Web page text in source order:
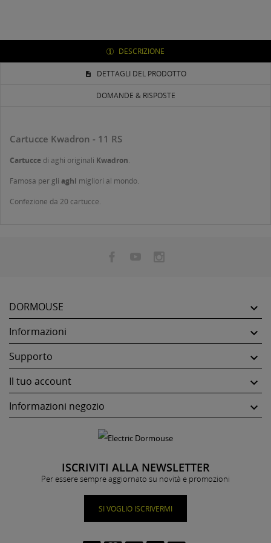
DESCRIZIONE
DETTAGLI DEL PRODOTTO
DOMANDE & RISPOSTE
Cartucce Kwadron - 11 RS
Cartucce di aghi originali Kwadron.
Famosa per gli aghi migliori al mondo.
Confezione da 20 cartucce.
DORMOUSE 
Informazioni 
Supporto 
Il tuo account 
Informazioni negozio 
ISCRIVITI ALLA NEWSLETTER
Per essere sempre aggiornato su novità e promozioni
SI VOGLIO ISCRIVERMI